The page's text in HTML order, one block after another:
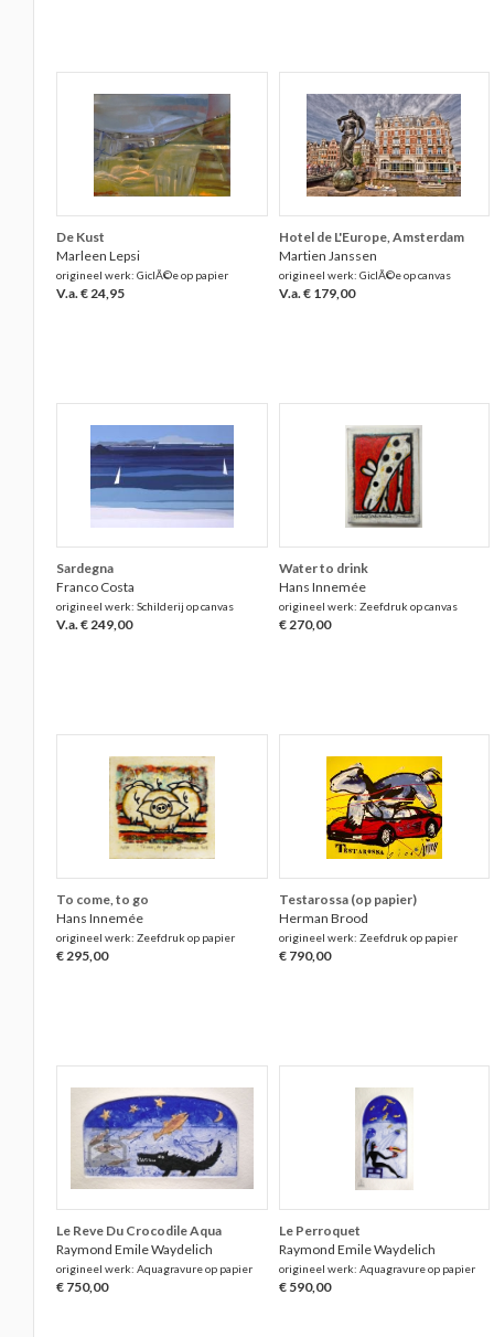
De Kust
Marleen Lepsi
origineel werk: GiclÃ©e op papier
V.a. € 24,95
Hotel de L'Europe, Amsterdam
Martien Janssen
origineel werk: GiclÃ©e op canvas
V.a. € 179,00
Sardegna
Franco Costa
origineel werk: Schilderij op canvas
V.a. € 249,00
Water to drink
Hans Innemée
origineel werk: Zeefdruk op canvas
€ 270,00
To come, to go
Hans Innemée
origineel werk: Zeefdruk op papier
€ 295,00
Testarossa (op papier)
Herman Brood
origineel werk: Zeefdruk op papier
€ 790,00
Le Reve Du Crocodile Aqua
Raymond Emile Waydelich
origineel werk: Aquagravure op papier
€ 750,00
Le Perroquet
Raymond Emile Waydelich
origineel werk: Aquagravure op papier
€ 590,00